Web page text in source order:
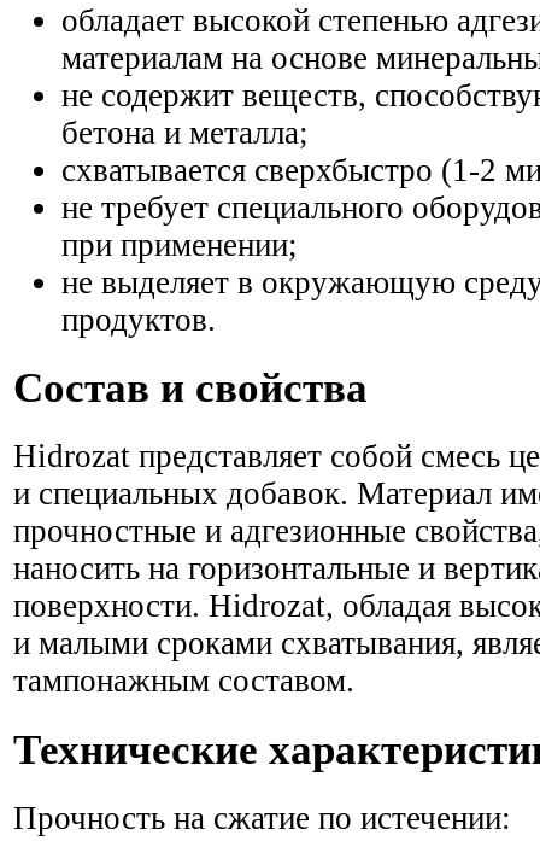
обладает высокой степенью
материалам на основе
не содержит веществ,
бетона и металла;
схватывается сверхбыстро (1-2
не требует специального
при применении;
не выделяет в окружающую
продуктов.
Состав и свойства
Hidrozat представляет собой смесь
и специальных добавок. Материал
прочностные и адгезионные
наносить на горизонтальные и
поверхности. Hidrozat, обладая
и малыми сроками схватывания,
тампонажным составом.
Технические
Прочность на сжатие по истечении: